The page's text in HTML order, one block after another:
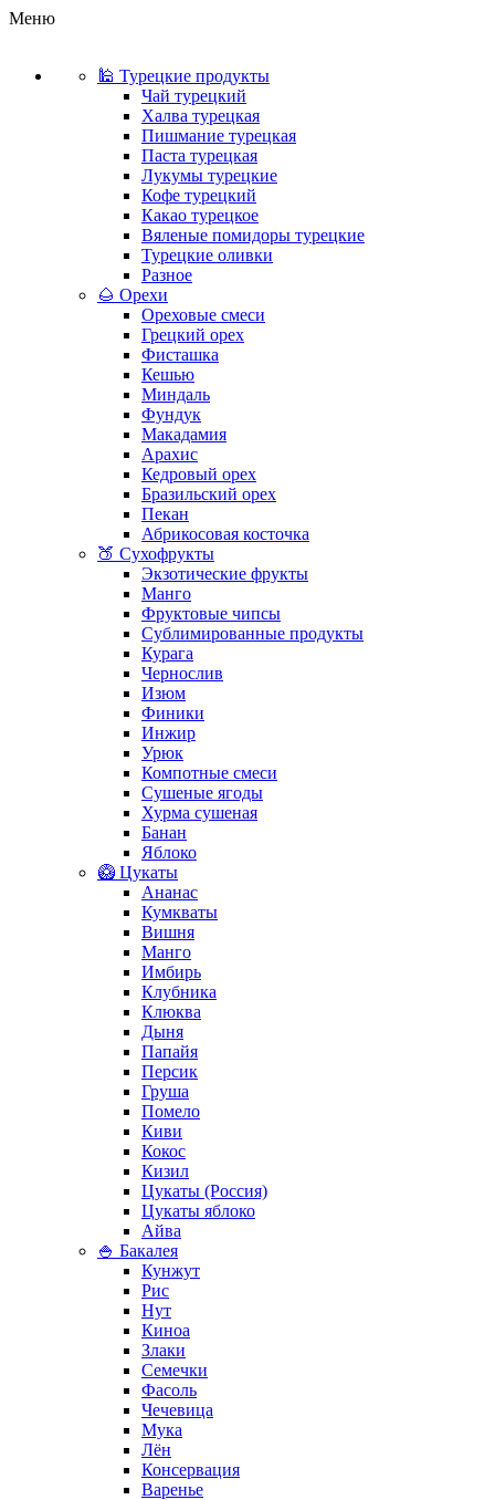
Меню
🕌 Турецкие продукты
Чай турецкий
Халва турецкая
Пишмание турецкая
Паста турецкая
Лукумы турецкие
Кофе турецкий
Какао турецкое
Вяленые помидоры турецкие
Турецкие оливки
Разное
🌰 Орехи
Ореховые смеси
Грецкий орех
Фисташка
Кешью
Миндаль
Фундук
Макадамия
Арахис
Кедровый орех
Бразильский орех
Пекан
Абрикосовая косточка
🍑 Сухофрукты
Экзотические фрукты
Манго
Фруктовые чипсы
Сублимированные продукты
Курага
Чернослив
Изюм
Финики
Инжир
Урюк
Компотные смеси
Сушеные ягоды
Хурма сушеная
Банан
Яблоко
🥝 Цукаты
Ананас
Кумкваты
Вишня
Манго
Имбирь
Клубника
Клюква
Дыня
Папайя
Персик
Груша
Помело
Киви
Кокос
Кизил
Цукаты (Россия)
Цукаты яблоко
Айва
🍚 Бакалея
Кунжут
Рис
Нут
Киноа
Злаки
Семечки
Фасоль
Чечевица
Мука
Лён
Консервация
Варенье